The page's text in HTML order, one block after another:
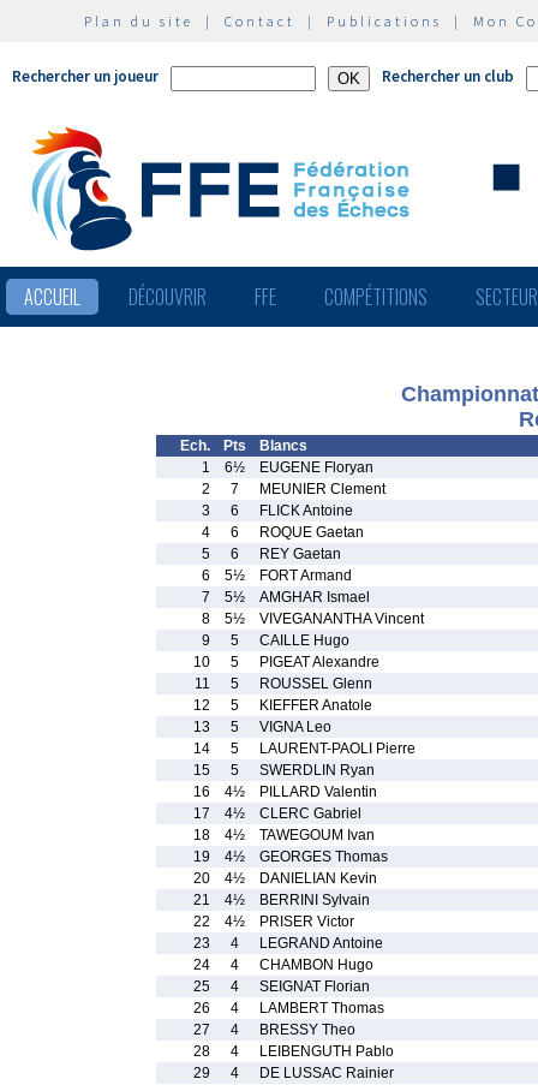
Plan du site | Contact | Publications | Mon
Rechercher un joueur Rechercher un club
ACCUEIL DÉCOUVRIR FFE COMPÉTITIONS
Ech. Pts
Blancs
1
6½
EUGENE Floryan
2
7
MEUNIER Clement
3
6
FLICK Antoine
4
6
ROQUE Gaetan
5
6
REY Gaetan
6
5½
FORT Armand
7
5½
AMGHAR Ismael
8
5½
VIVEGANANTHA Vincent
9
5
CAILLE Hugo
10
5
PIGEAT Alexandre
11
5
ROUSSEL Glenn
12
5
KIEFFER Anatole
13
5
VIGNA Leo
14
5
LAURENT-PAOLI Pierre
15
5
SWERDLIN Ryan
16
4½
PILLARD Valentin
17
4½
CLERC Gabriel
18
4½
TAWEGOUM Ivan
19
4½
GEORGES Thomas
20
4½
DANIELIAN Kevin
21
4½
BERRINI Sylvain
22
4½
PRISER Victor
23
4
LEGRAND Antoine
24
4
CHAMBON Hugo
25
4
SEIGNAT Florian
26
4
LAMBERT Thomas
27
4
BRESSY Theo
28
4
LEIBENGUTH Pablo
29
4
DE LUSSAC Rainier